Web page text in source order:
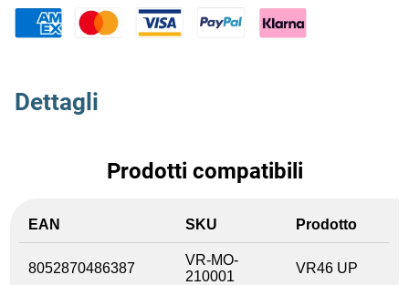
Dettagli
Prodotti compatibili
EAN SKU Prodotto
8052870486387
VR-MO-
210001
VR46 UP